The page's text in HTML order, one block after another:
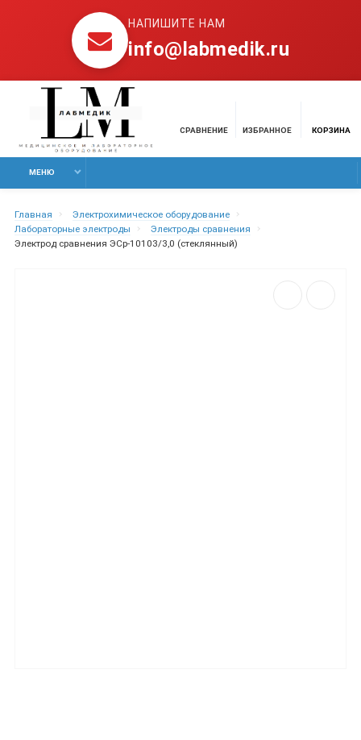
НАПИШИТЕ НАМ
info@labmedik.ru
СРАВНЕНИЕ ИЗБРАННОЕ КОРЗИНА
МЕНЮ
Главная
Электрохимическое оборудование
Лабораторные электроды
Электроды сравнения
Электрод сравнения ЭСр-10103/3,0 (стеклянный)